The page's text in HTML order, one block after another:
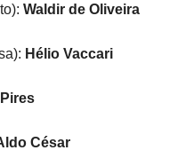
Waldir de Oliveira
Hélio Vaccari
César